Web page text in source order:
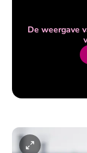
De weergave